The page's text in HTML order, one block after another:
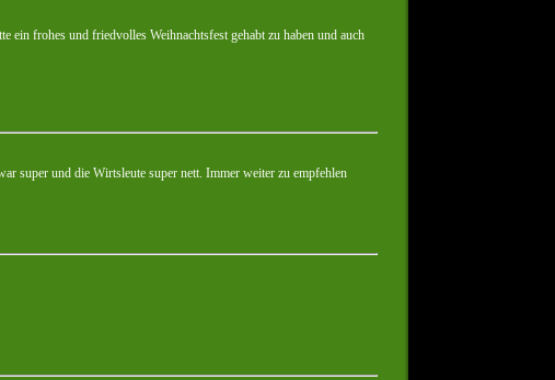
ein frohes und friedvolles Weihnachtsfest gehabt zu haben und auch
super und die Wirtsleute super nett. Immer weiter zu empfehlen